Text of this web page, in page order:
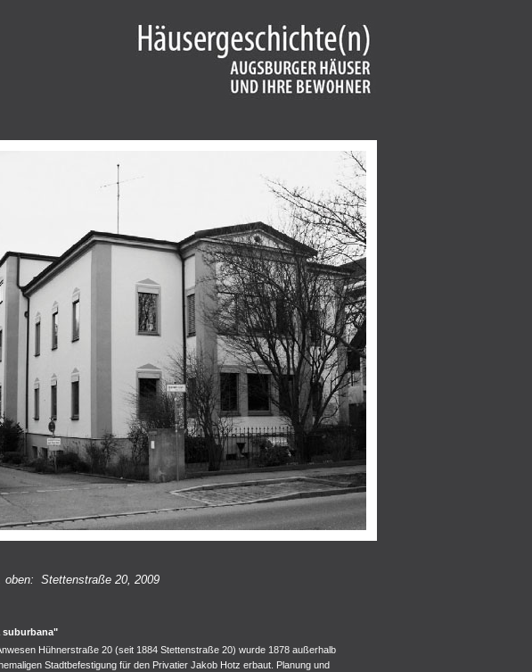
oben: Stettenstraße 20, 2009
suburbana"
Hühnerstraße 20 (seit 1884 Stettenstraße 20) wurde 1878 außerhalb
Stadtbefestigung für den Privatier Jakob Hotz erbaut. Planung und